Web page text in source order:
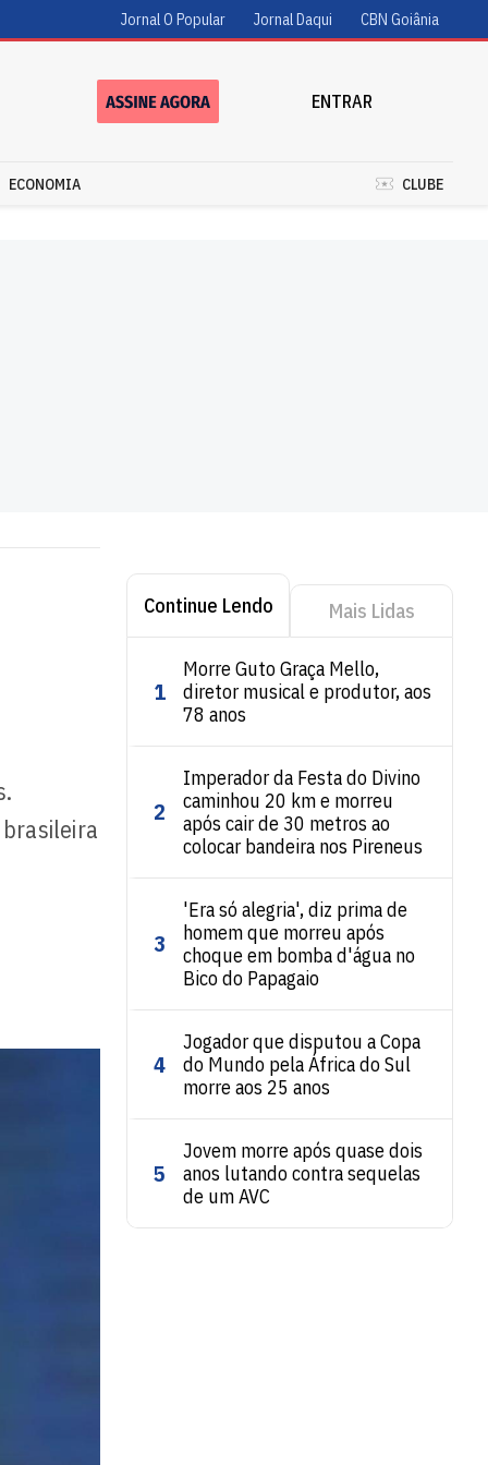
Jornal O Popular Jornal Daqui CBN Goiânia
ENTRAR
ECONOMIA CLUBE
Continue Lendo Mais Lidas
1
Morre Guto Graça Mello,
diretor musical e produtor, aos
78 anos
2
Imperador da Festa do Divino
caminhou 20 km e morreu
após cair de 30 metros ao
colocar bandeira nos Pireneus
3
'Era só alegria', diz prima de
homem que morreu após
choque em bomba d'água no
Bico do Papagaio
4
Jogador que disputou a Copa
do Mundo pela África do Sul
morre aos 25 anos
5
Jovem morre após quase dois
anos lutando contra sequelas
de um AVC